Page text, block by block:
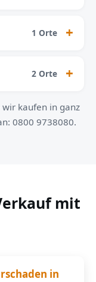
1 Orte
2 Orte
kaufen in ganz
0800 9738080.
mit
in